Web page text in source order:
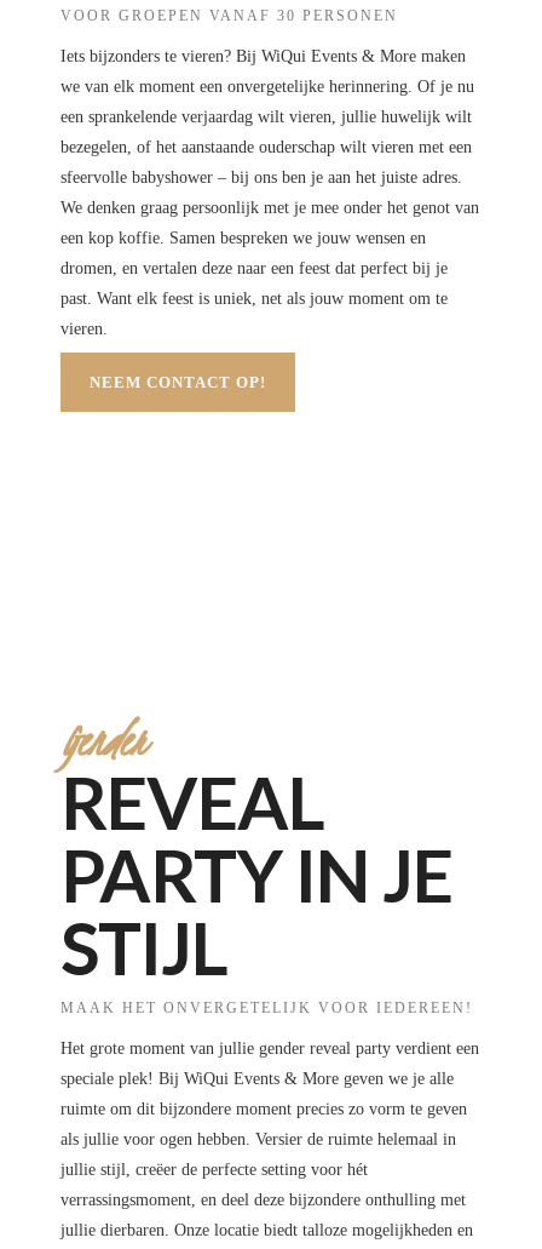
VOOR GROEPEN VANAF 30 PERSONEN
Iets bijzonders te vieren? Bij WiQui Events & More maken
we van elk moment een onvergetelijke herinnering. Of je nu
een sprankelende verjaardag wilt vieren, jullie huwelijk wilt
bezegelen, of het aanstaande ouderschap wilt vieren met een
sfeervolle babyshower – bij ons ben je aan het juiste adres.
We denken graag persoonlijk met je mee onder het genot van
een kop koffie. Samen bespreken we jouw wensen en
dromen, en vertalen deze naar een feest dat perfect bij je
past. Want elk feest is uniek, net als jouw moment om te
vieren.
NEEM CONTACT OP!
Gender
REVEAL
PARTY IN JE
STIJL
MAAK HET ONVERGETELIJK VOOR IEDEREEN!
Het grote moment van jullie gender reveal party verdient een
speciale plek! Bij WiQui Events & More geven we je alle
ruimte om dit bijzondere moment precies zo vorm te geven
als jullie voor ogen hebben. Versier de ruimte helemaal in
jullie stijl, creëer de perfecte setting voor hét
verrassingsmoment, en deel deze bijzondere onthulling met
jullie dierbaren. Onze locatie biedt talloze mogelijkheden en